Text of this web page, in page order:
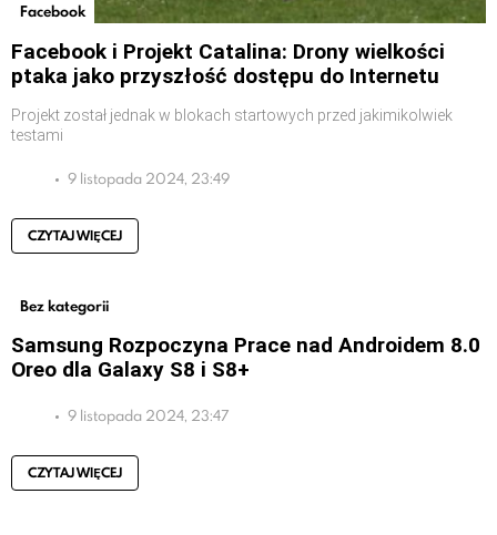
Facebook
Facebook i Projekt Catalina: Drony wielkości
ptaka jako przyszłość dostępu do Internetu
Projekt został jednak w blokach startowych przed jakimikolwiek
testami
9 listopada 2024, 23:49
CZYTAJ WIĘCEJ
Bez kategorii
Samsung Rozpoczyna Prace nad Androidem 8.0
Oreo dla Galaxy S8 i S8+
9 listopada 2024, 23:47
CZYTAJ WIĘCEJ